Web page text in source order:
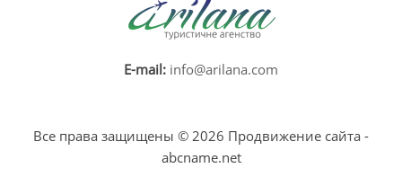
E-mail: info@arilana.com
Все права защищены © 2026 Продвижение сайта -
abcname.net